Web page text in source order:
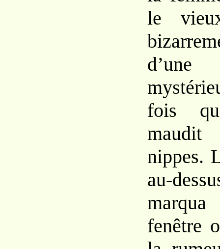
le
bizar
fois
nippes.
au-
fenêtre